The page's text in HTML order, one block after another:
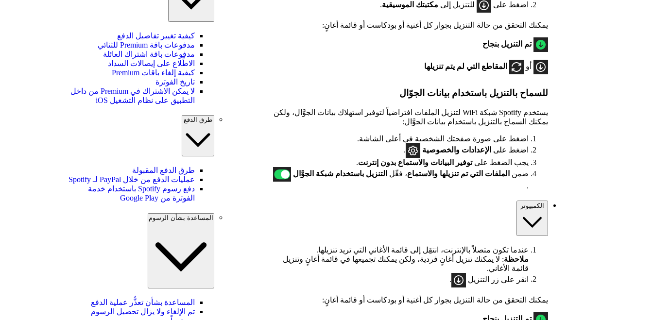
اضغط على
للتنزيل إلى مكتبتك الموسيقية.
يمكنك التحقق من حالة التنزيل بجوار كل أغنية أو بودكاست أو قائمة أغانٍ:
تم التنزيل بنجاح
أو المقاطع التي لم يتم تنزيلها
للسماح بالتنزيل باستخدام بيانات الجوّال
يستخدم Spotify شبكة WiFi لتنزيل الملفات افتراضياً لتوفير استهلاك بيانات الجوَّال، ولكن
يمكنك السماح بالتنزيل باستخدام بيانات الجوَّال:
اضغط على صورة صفحتك الشخصية في أعلى الشاشة.
اضغط على الإعدادات والخصوصية
.
يجب الضغط علىتوفير البيانات والاستماع بدون إنترنت.
ضمن الملفات التي تم تنزيلها والاستماع، فعِّل التنزيل باستخدام شبكة الجوَّال
.
الكمبيوتر
عندما تكون متصلاً بالإنترنت، انتقِل إلى قائمة الأغاني التي تريد تنزيلها.
ملاحظة: لا يمكنك تنزيل أغانٍ فردية، ولكن يمكنك تجميعها في قائمة أغانٍ وتنزيل
قائمة الأغاني.
انقر على زر التنزيل
يمكنك التحقق من حالة التنزيل بجوار كل أغنية أو بودكاست أو قائمة أغانٍ:
كيفية تغيير تفاصيل الدفع
مدفوعات باقة Premium للثنائي
مدفوعات باقة اشتراك العائلة
الاطِّلاع على إيصالات السداد
كيفية إلغاء باقات Premium
تاريخ الفوترة
لا يمكن الاشتراك في Premium من داخل
التطبيق على نظام التشغيل iOS
طرق الدفع
طرق الدفع المقبولة
عمليات الدفع من خلال PayPal لـ Spotify
دفع رسوم Spotify باستخدام خدمة
الفوترة من Google Play
المساعدة بشأن الرسوم
المساعدة بشأن تعذُّر عملية الدفع
تم الإلغاء ولا يزال تحصيل الرسوم